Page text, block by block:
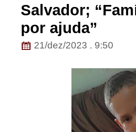
Salvador;
por ajuda”
21/dez/2023 . 9:50